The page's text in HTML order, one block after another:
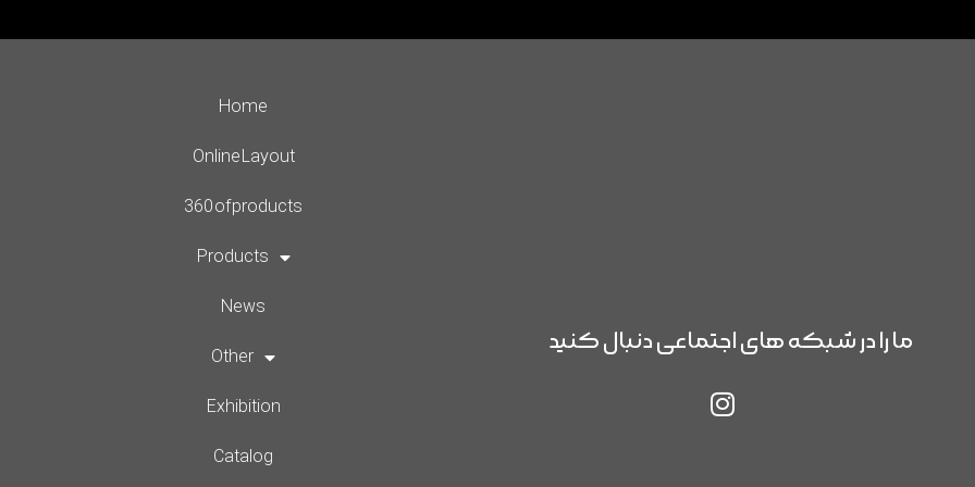
Home
Online Layout
360 of products
Products
News
Other
Exhibition
Catalog
ما را در شبکه های اجتماعی دنبال کنید